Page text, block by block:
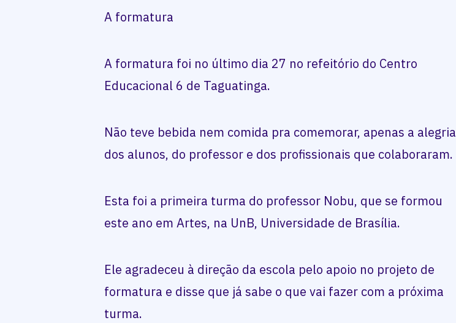
A formatura
A formatura foi no último dia 27 no refeitório do Centro
Educacional 6 de Taguatinga.
Não teve bebida nem comida pra comemorar, apenas a alegria
dos alunos, do professor e dos profissionais que colaboraram.
Esta foi a primeira turma do professor Nobu, que se formou
este ano em Artes, na UnB, Universidade de Brasília.
Ele agradeceu à direção da escola pelo apoio no projeto de
formatura e disse que já sabe o que vai fazer com a próxima
turma.